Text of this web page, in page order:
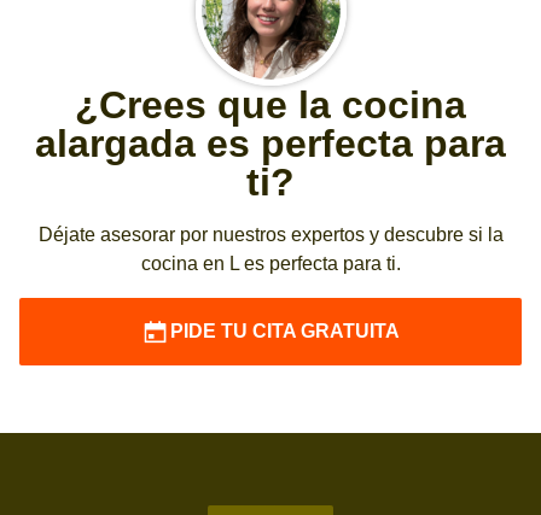
¿Crees que la cocina
alargada es perfecta para
ti?
Déjate asesorar por nuestros expertos y descubre si la
cocina en L es perfecta para ti.
PIDE TU CITA GRATUITA